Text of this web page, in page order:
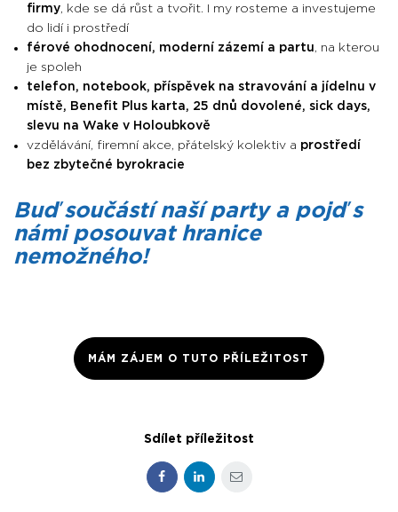
firmy, kde se dá růst a tvořit. I my rosteme a investujeme
do lidí i prostředí
férové ohodnocení, moderní zázemí a partu, na kterou
je spoleh
telefon, notebook, příspěvek na stravování a jídelnu v
místě, Benefit Plus karta, 25 dnů dovolené, sick days,
slevu na Wake v Holoubkově
vzdělávání, firemní akce, přátelský kolektiv a prostředí
bez zbytečné byrokracie
Buď součástí naší party a pojď s
námi posouvat hranice
nemožného!
MÁM ZÁJEM O TUTO PŘÍLEŽITOST
Sdílet příležitost
FacebookLinkedInE-mail